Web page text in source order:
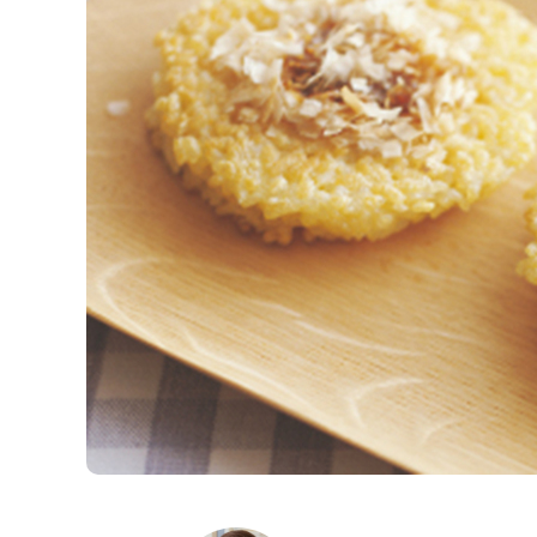
K
エ
デ
ュ
ケ
ー
シ
ョ
ナ
ル
「
み
ん
の
き
ょ
の